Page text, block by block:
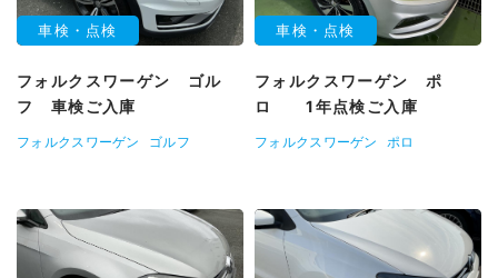
車検・点検
フォルクスワーゲン ゴル
フ 車検ご入庫
フォルクスワーゲン ゴルフ
車検・点検
フォルクスワーゲン ポ
ロ 1年点検ご入庫
フォルクスワーゲン ポロ